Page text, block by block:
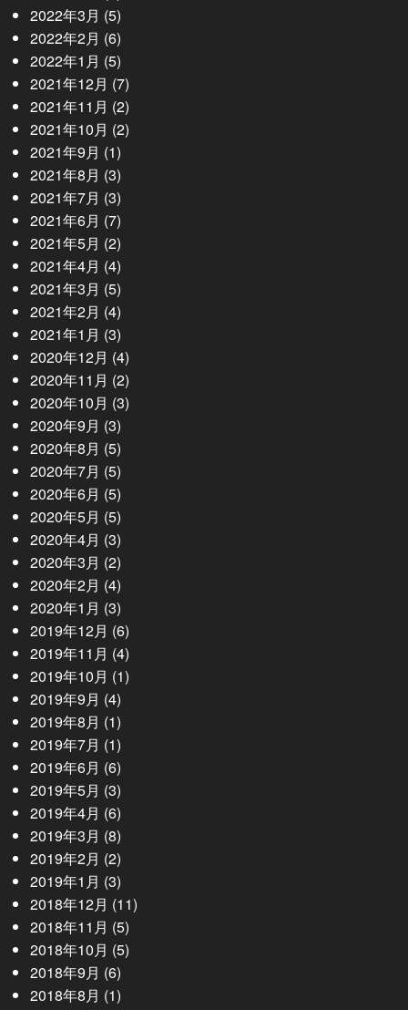
2022年3月 (5)
2022年2月 (6)
2022年1月 (5)
2021年12月 (7)
2021年11月 (2)
2021年10月 (2)
2021年9月 (1)
2021年8月 (3)
2021年7月 (3)
2021年6月 (7)
2021年5月 (2)
2021年4月 (4)
2021年3月 (5)
2021年2月 (4)
2021年1月 (3)
2020年12月 (4)
2020年11月 (2)
2020年10月 (3)
2020年9月 (3)
2020年8月 (5)
2020年7月 (5)
2020年6月 (5)
2020年5月 (5)
2020年4月 (3)
2020年3月 (2)
2020年2月 (4)
2020年1月 (3)
2019年12月 (6)
2019年11月 (4)
2019年10月 (1)
2019年9月 (4)
2019年8月 (1)
2019年7月 (1)
2019年6月 (6)
2019年5月 (3)
2019年4月 (6)
2019年3月 (8)
2019年2月 (2)
2019年1月 (3)
2018年12月 (11)
2018年11月 (5)
2018年10月 (5)
2018年9月 (6)
2018年8月 (1)